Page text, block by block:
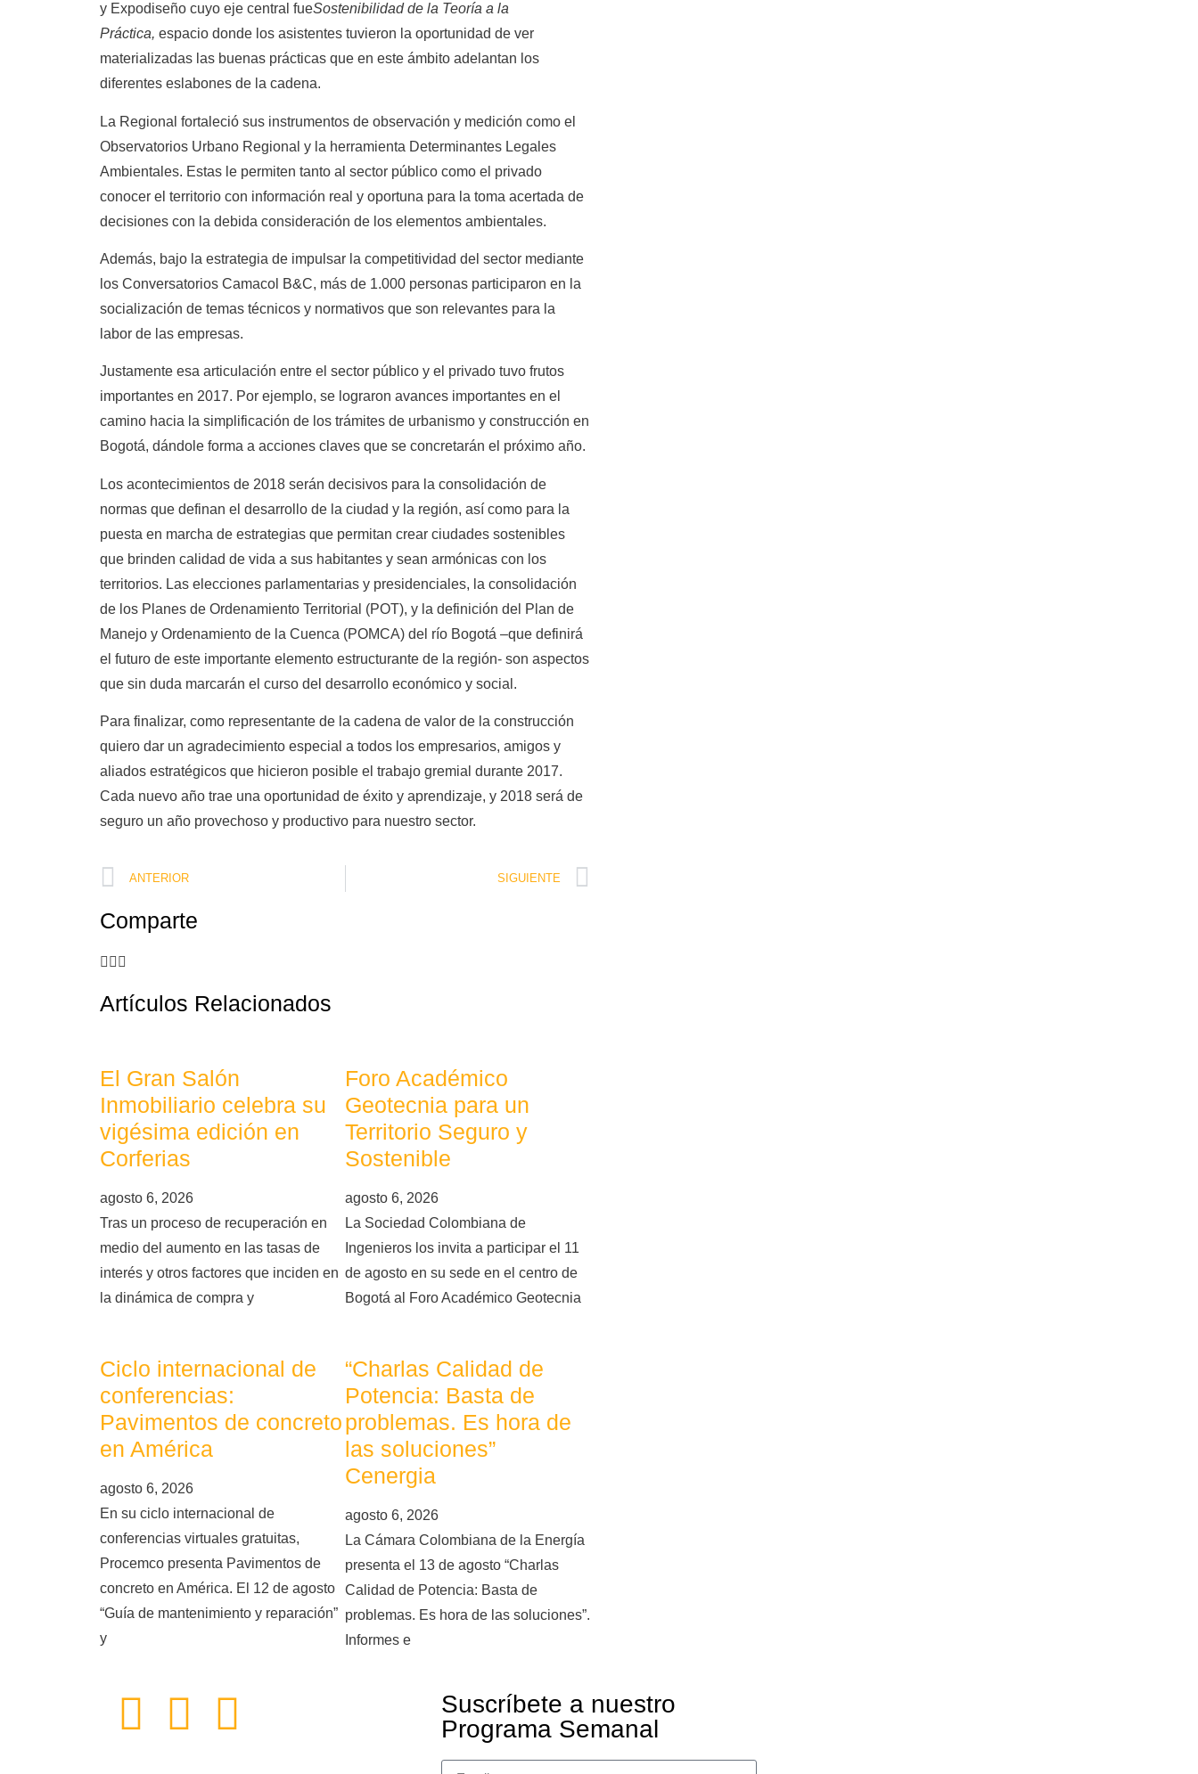
y Expodiseño cuyo eje central fueSostenibilidad de la Teoría a la
Práctica, espacio donde los asistentes tuvieron la oportunidad de ver
materializadas las buenas prácticas que en este ámbito adelantan los
diferentes eslabones de la cadena.
La Regional fortaleció sus instrumentos de observación y medición como el
Observatorios Urbano Regional y la herramienta Determinantes Legales
Ambientales. Estas le permiten tanto al sector público como el privado
conocer el territorio con información real y oportuna para la toma acertada de
decisiones con la debida consideración de los elementos ambientales.
Además, bajo la estrategia de impulsar la competitividad del sector mediante
los Conversatorios Camacol B&C, más de 1.000 personas participaron en la
socialización de temas técnicos y normativos que son relevantes para la
labor de las empresas.
Justamente esa articulación entre el sector público y el privado tuvo frutos
importantes en 2017. Por ejemplo, se lograron avances importantes en el
camino hacia la simplificación de los trámites de urbanismo y construcción en
Bogotá, dándole forma a acciones claves que se concretarán el próximo año.
Los acontecimientos de 2018 serán decisivos para la consolidación de
normas que definan el desarrollo de la ciudad y la región, así como para la
puesta en marcha de estrategias que permitan crear ciudades sostenibles
que brinden calidad de vida a sus habitantes y sean armónicas con los
territorios. Las elecciones parlamentarias y presidenciales, la consolidación
de los Planes de Ordenamiento Territorial (POT), y la definición del Plan de
Manejo y Ordenamiento de la Cuenca (POMCA) del río Bogotá –que definirá
el futuro de este importante elemento estructurante de la región- son aspectos
que sin duda marcarán el curso del desarrollo económico y social.
Para finalizar, como representante de la cadena de valor de la construcción
quiero dar un agradecimiento especial a todos los empresarios, amigos y
aliados estratégicos que hicieron posible el trabajo gremial durante 2017.
Cada nuevo año trae una oportunidad de éxito y aprendizaje, y 2018 será de
seguro un año provechoso y productivo para nuestro sector.
ANTERIOR SIGUIENTE
Comparte
Artículos Relacionados
El Gran Salón
Inmobiliario celebra su
vigésima edición en
Corferias
agosto 6, 2026
Tras un proceso de recuperación en
medio del aumento en las tasas de
interés y otros factores que inciden en
la dinámica de compra y
Foro Académico
Geotecnia para un
Territorio Seguro y
Sostenible
agosto 6, 2026
La Sociedad Colombiana de
Ingenieros los invita a participar el 11
de agosto en su sede en el centro de
Bogotá al Foro Académico Geotecnia
Ciclo internacional de
conferencias:
Pavimentos de concreto
en América
agosto 6, 2026
En su ciclo internacional de
conferencias virtuales gratuitas,
Procemco presenta Pavimentos de
concreto en América. El 12 de agosto
“Guía de mantenimiento y reparación”
y
“Charlas Calidad de
Potencia: Basta de
problemas. Es hora de
las soluciones”
Cenergia
agosto 6, 2026
La Cámara Colombiana de la Energía
presenta el 13 de agosto “Charlas
Calidad de Potencia: Basta de
problemas. Es hora de las soluciones”.
Informes e
Suscríbete a nuestro
Programa Semanal